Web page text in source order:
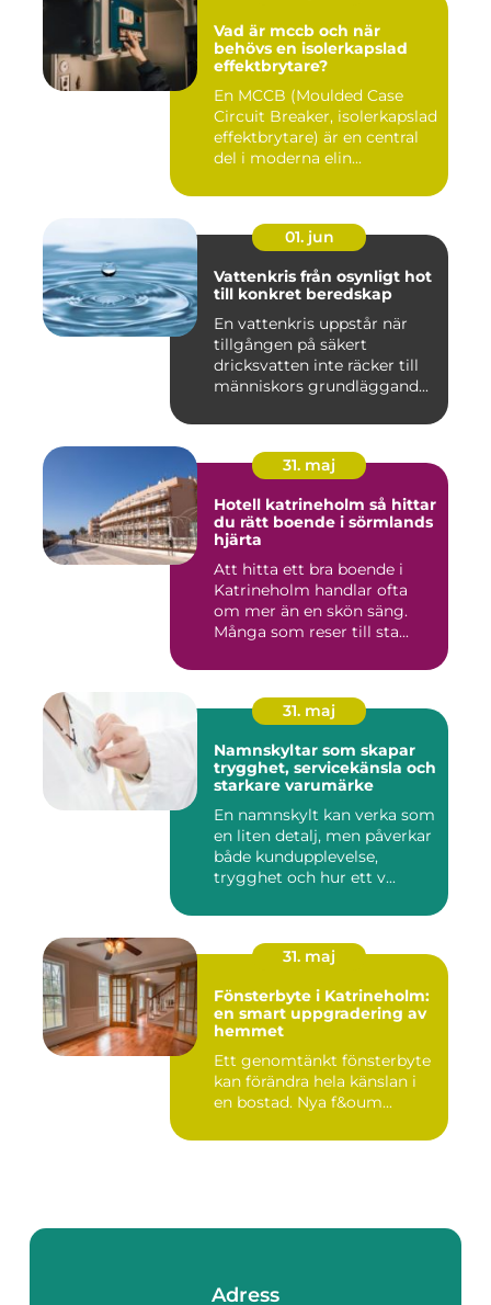
Vad är mccb och när
behövs en isolerkapslad
effektbrytare?
En MCCB (Moulded Case
Circuit Breaker, isolerkapslad
effektbrytare) är en central
del i moderna elin...
01. jun
Vattenkris från osynligt hot
till konkret beredskap
En vattenkris uppstår när
tillgången på säkert
dricksvatten inte räcker till
människors grundläggand...
31. maj
Hotell katrineholm så hittar
du rätt boende i sörmlands
hjärta
Att hitta ett bra boende i
Katrineholm handlar ofta
om mer än en skön säng.
Många som reser till sta...
31. maj
Namnskyltar som skapar
trygghet, servicekänsla och
starkare varumärke
En namnskylt kan verka som
en liten detalj, men påverkar
både kundupplevelse,
trygghet och hur ett v...
31. maj
Fönsterbyte i Katrineholm:
en smart uppgradering av
hemmet
Ett genomtänkt fönsterbyte
kan förändra hela känslan i
en bostad. Nya f&oum...
Adress